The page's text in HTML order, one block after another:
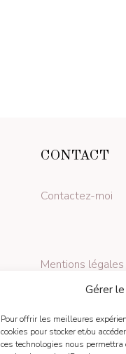
Gérer
Pour offrir les meilleures
cookies pour stocker et/ou
ces technologies nous
CONTACT
Contactez-moi
Mentions légales